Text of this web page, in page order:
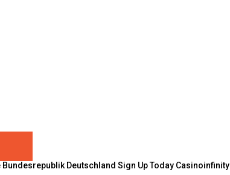
Deutschland Sign Up Today Casinoinfinity